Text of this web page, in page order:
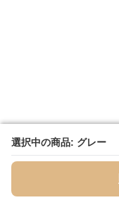
選択中の商品: グレー
選択中の商品: グレー